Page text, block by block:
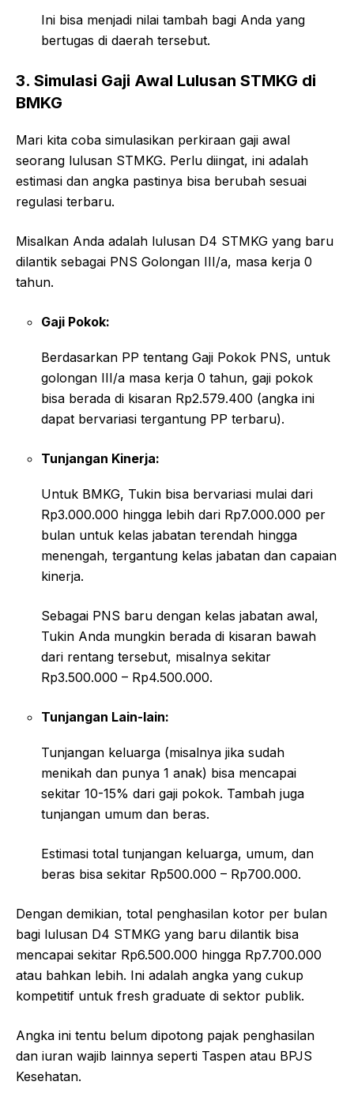
Ini bisa menjadi nilai tambah bagi Anda yang
bertugas di daerah tersebut.
3. Simulasi Gaji Awal Lulusan STMKG di
BMKG
Mari kita coba simulasikan perkiraan gaji awal
seorang lulusan STMKG. Perlu diingat, ini adalah
estimasi dan angka pastinya bisa berubah sesuai
regulasi terbaru.
Misalkan Anda adalah lulusan D4 STMKG yang baru
dilantik sebagai PNS Golongan III/a, masa kerja 0
tahun.
Gaji Pokok:
Berdasarkan PP tentang Gaji Pokok PNS, untuk
golongan III/a masa kerja 0 tahun, gaji pokok
bisa berada di kisaran Rp2.579.400 (angka ini
dapat bervariasi tergantung PP terbaru).
Tunjangan Kinerja:
Untuk BMKG, Tukin bisa bervariasi mulai dari
Rp3.000.000 hingga lebih dari Rp7.000.000 per
bulan untuk kelas jabatan terendah hingga
menengah, tergantung kelas jabatan dan capaian
kinerja.
Sebagai PNS baru dengan kelas jabatan awal,
Tukin Anda mungkin berada di kisaran bawah
dari rentang tersebut, misalnya sekitar
Rp3.500.000 – Rp4.500.000.
Tunjangan Lain-lain:
Tunjangan keluarga (misalnya jika sudah
menikah dan punya 1 anak) bisa mencapai
sekitar 10-15% dari gaji pokok. Tambah juga
tunjangan umum dan beras.
Estimasi total tunjangan keluarga, umum, dan
beras bisa sekitar Rp500.000 – Rp700.000.
Dengan demikian, total penghasilan kotor per bulan
bagi lulusan D4 STMKG yang baru dilantik bisa
mencapai sekitar Rp6.500.000 hingga Rp7.700.000
atau bahkan lebih. Ini adalah angka yang cukup
kompetitif untuk fresh graduate di sektor publik.
Angka ini tentu belum dipotong pajak penghasilan
dan iuran wajib lainnya seperti Taspen atau BPJS
Kesehatan.